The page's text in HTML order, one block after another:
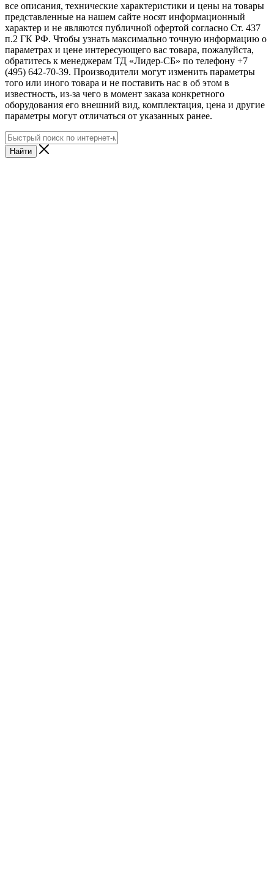
все описания, технические характеристики и цены на товары
представленные на нашем сайте носят информационный
характер и не являются публичной офертой согласно Ст. 437
п.2 ГК РФ. Чтобы узнать максимально точную информацию о
параметрах и цене интересующего вас товара, пожалуйста,
обратитесь к менеджерам ТД «Лидер-СБ» по телефону +7
(495) 642-70-39. Производители могут изменить параметры
того или иного товара и не поставить нас в об этом в
известность, из-за чего в момент заказа конкретного
оборудования его внешний вид, комплектация, цена и другие
параметры могут отличаться от указанных ранее.
Найти